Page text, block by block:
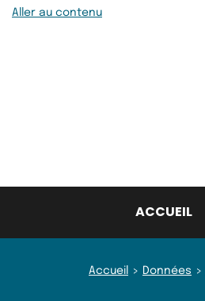
Aller au contenu
ACCUEIL
Accueil Données